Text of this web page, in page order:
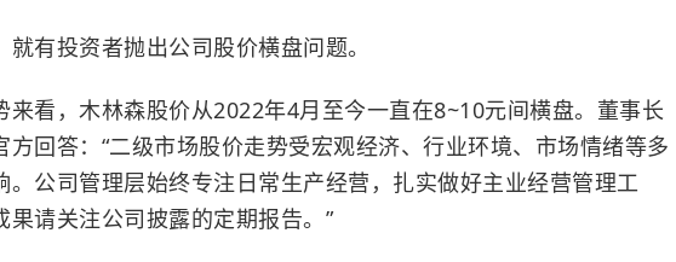
有投资者抛出公司股价横盘问题。
来看，木林森股价从2022年4月至今一直在8~10元间横盘。董事长
方回答：“二级市场股价走势受宏观经济、行业环境、市场情绪等多
。公司管理层始终专注日常生产经营，扎实做好主业经营管理工
果请关注公司披露的定期报告。”